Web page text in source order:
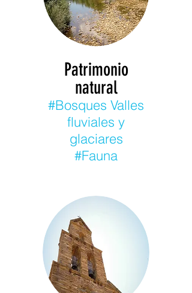
Patrimonio
natural
#Bosques Valles
fluviales y
glaciares
#Fauna